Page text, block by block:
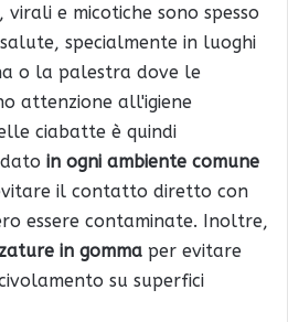
e micotiche sono spesso
specialmente in luoghi
o la palestra dove le
attenzione all'igiene
ciabatte è quindi
in ogni ambiente comune
il contatto diretto con
essere contaminate. Inoltre,
in gomma per evitare
su superfici